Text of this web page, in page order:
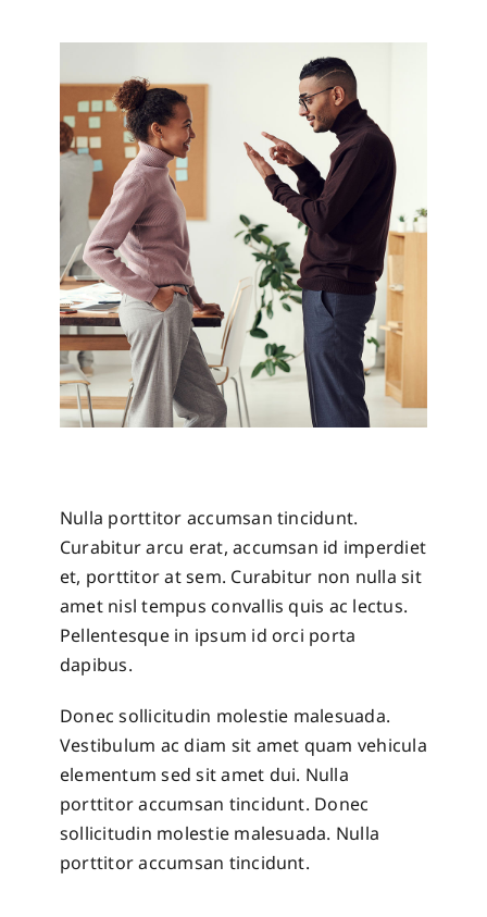
Nulla porttitor accumsan tincidunt.
Curabitur arcu erat, accumsan id imperdiet
et, porttitor at sem. Curabitur non nulla sit
amet nisl tempus convallis quis ac lectus.
Pellentesque in ipsum id orci porta
dapibus.
Donec sollicitudin molestie malesuada.
Vestibulum ac diam sit amet quam vehicula
elementum sed sit amet dui. Nulla
porttitor accumsan tincidunt. Donec
sollicitudin molestie malesuada. Nulla
porttitor accumsan tincidunt.